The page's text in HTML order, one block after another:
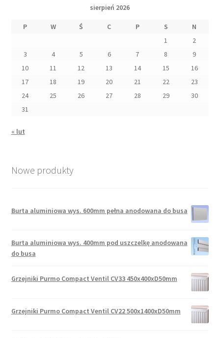
sierpień 2026
P W Ś C P S
N
1
2
3
4 5 6 7 8
9
10
11 12 13 14 15
16
17
18 19 20 21 22
23
24
25 26 27 28 29
30
31
« lut
Nowe produkty
Burta aluminiowa wys. 600mm pełna anodowana do busa
Burta aluminiowa wys. 400mm pod uszczelkę anodowana
do busa
Grzejniki Purmo Compact Ventil CV33 450x400xD50mm
Grzejniki Purmo Compact Ventil CV22 500x1400xD50mm